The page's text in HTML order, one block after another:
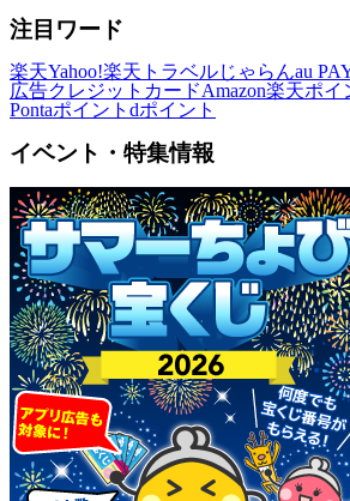
注目ワード
楽天Yahoo!楽天トラベルじゃらんau
広告クレジットカードAmazon楽天ポイ
Pontaポイント dポイント
イベント・特集情報